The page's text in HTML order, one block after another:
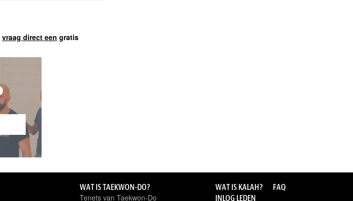
vraag direct een gratis
WAT IS TAEKWON-DO?
Tenets van Taekwon-Do
WAT IS KALAH?
FAQ
INLOG LEDEN